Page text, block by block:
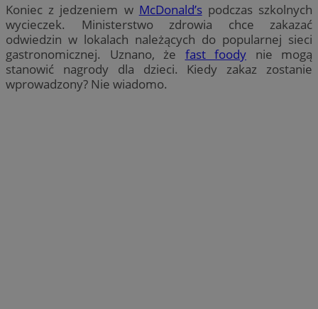
Koniec z jedzeniem w McDonald’spodczas szkolnych
wycieczek. Ministerstwo zdrowia chce zakazać
odwiedzin w lokalach należących do popularnej sieci
gastronomicznej. Uznano, że fast foody nie mogą
stanowić nagrody dla dzieci. Kiedy zakaz zostanie
wprowadzony? Nie wiadomo.